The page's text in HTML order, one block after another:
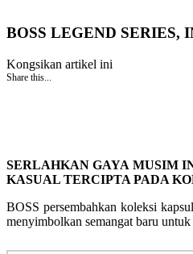
BOSS LEGEND SERIES,
Kongsikan artikel ini
Share this...
SERLAHKAN GAYA MUSIM
KASUAL TERCIPTA PADA
BOSS persembahkan koleksi
menyimbolkan semangat baru